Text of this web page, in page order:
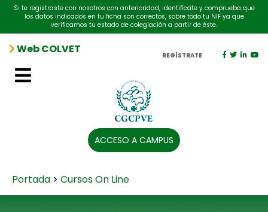
Si te registraste con nosotros con anterioridad, identifícate y comprueba que
los datos indicados en tu ficha son correctos, sobre todo tu NIF ya que
verificamos tu estado de colegiación a partir de éste.
Web COLVET REGÍSTRATE
ACCESO A CAMPUS
Portada > Cursos On Line